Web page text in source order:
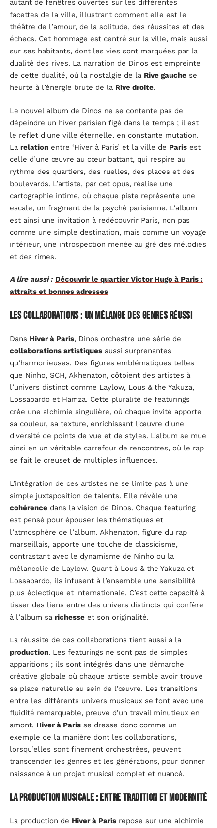
autant de fenêtres ouvertes sur les différentes
facettes de la ville, illustrant comment elle est le
théâtre de l’amour, de la solitude, des réussites et des
échecs. Cet hommage est centré sur la ville, mais aussi
sur ses habitants, dont les vies sont marquées par la
dualité des rives. La narration de Dinos est empreinte
de cette dualité, où la nostalgie de la Rive gauche se
heurte à l’énergie brute de la Rive droite.
Le nouvel album de Dinos ne se contente pas de
dépeindre un hiver parisien figé dans le temps ; il est
le reflet d’une ville éternelle, en constante mutation.
La relation entre ‘Hiver à Paris’ et la ville de Paris est
celle d’une œuvre au cœur battant, qui respire au
rythme des quartiers, des ruelles, des places et des
boulevards. L’artiste, par cet opus, réalise une
cartographie intime, où chaque piste représente une
escale, un fragment de la psyché parisienne. L’album
est ainsi une invitation à redécouvrir Paris, non pas
comme une simple destination, mais comme un voyage
intérieur, une introspection menée au gré des mélodies
et des rimes.
A lire aussi : Découvrir le quartier Victor Hugo à Paris :
attraits et bonnes adresses
Les collaborations : un mélange des genres réussi
Dans Hiver à Paris, Dinos orchestre une série de
collaborations artistiques aussi surprenantes
qu’harmonieuses. Des figures emblématiques telles
que Ninho, SCH, Akhenaton, côtoient des artistes à
l’univers distinct comme Laylow, Lous & the Yakuza,
Lossapardo et Hamza. Cette pluralité de featurings
crée une alchimie singulière, où chaque invité apporte
sa couleur, sa texture, enrichissant l’œuvre d’une
diversité de points de vue et de styles. L’album se mue
ainsi en un véritable carrefour de rencontres, où le rap
se fait le creuset de multiples influences.
L’intégration de ces artistes ne se limite pas à une
simple juxtaposition de talents. Elle révèle une
cohérence dans la vision de Dinos. Chaque featuring
est pensé pour épouser les thématiques et
l’atmosphère de l’album. Akhenaton, figure du rap
marseillais, apporte une touche de classicisme,
contrastant avec le dynamisme de Ninho ou la
mélancolie de Laylow. Quant à Lous & the Yakuza et
Lossapardo, ils infusent à l’ensemble une sensibilité
plus éclectique et internationale. C’est cette capacité à
tisser des liens entre des univers distincts qui confère
à l’album sa richesse et son originalité.
La réussite de ces collaborations tient aussi à la
production. Les featurings ne sont pas de simples
apparitions ; ils sont intégrés dans une démarche
créative globale où chaque artiste semble avoir trouvé
sa place naturelle au sein de l’œuvre. Les transitions
entre les différents univers musicaux se font avec une
fluidité remarquable, preuve d’un travail minutieux en
amont. Hiver à Paris se dresse donc comme un
exemple de la manière dont les collaborations,
lorsqu’elles sont finement orchestrées, peuvent
transcender les genres et les générations, pour donner
naissance à un projet musical complet et nuancé.
La production musicale : entre tradition et modernité
La production de Hiver à Paris repose sur une alchimie